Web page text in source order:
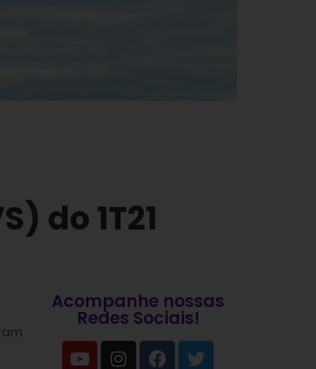
do 1T21
Acompanhe nossas
Redes Sociais!